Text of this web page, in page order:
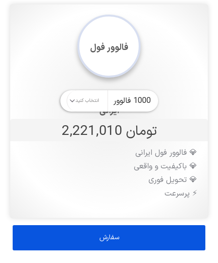
فالوور فول
ایرانی
تومان 2,221,010
💎 فالوور فول ایرانی
💎 باکیفیت و واقعی
💎 تحویل فوری
⚡️ پرسرعت